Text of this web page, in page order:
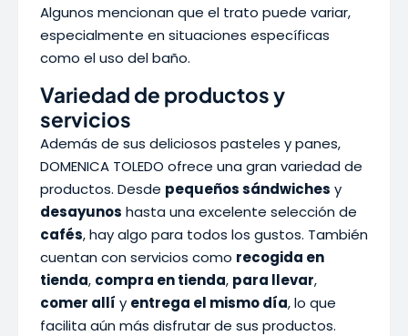
Algunos mencionan que el trato puede variar,
especialmente en situaciones específicas
como el uso del baño.
Variedad de productos y
servicios
Además de sus deliciosos pasteles y panes,
DOMENICA TOLEDO ofrece una gran variedad de
productos. Desde pequeños sándwiches y
desayunos hasta una excelente selección de
cafés, hay algo para todos los gustos. También
cuentan con servicios como recogida en
tienda, compra en tienda, para llevar,
comer allí y entrega el mismo día, lo que
facilita aún más disfrutar de sus productos.